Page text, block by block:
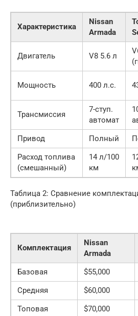
Характеристика
Nissan
Armada
Двигатель V8 5.6 л
Мощность 400 л.с.
Трансмиссия
7-ступ.
автомат
Привод
Полный
Расход топлива
(смешанный)
14 л/100
км
Таблица 2: Сравнение
(приблизительно)
Комплектация
Nissan
Armada
Базовая $55,000
Средняя
$60,000
Топовая
$70,000